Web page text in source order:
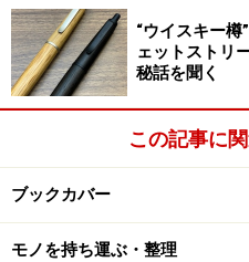
※記事内容は執筆時点のもので
い。
1
“ウイスキー
ェットストリ
秘話を聞く
この記事に
ブックカバー
モノを持ち運ぶ・整理